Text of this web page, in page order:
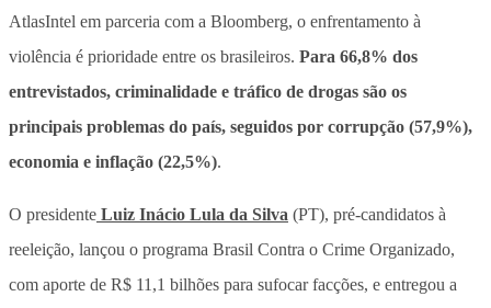
AtlasIntel em parceria com a Bloomberg, o enfrentamento à
violência é prioridade entre os brasileiros. Para 66,8% dos
entrevistados, criminalidade e tráfico de drogas são os
principais problemas do país, seguidos por corrupção (57,9%),
economia e inflação (22,5%).
O presidente Luiz Inácio Lula da Silva (PT), pré-candidatos à
reeleição, lançou o programa Brasil Contra o Crime Organizado,
com aporte de R$ 11,1 bilhões para sufocar facções, e entregou a